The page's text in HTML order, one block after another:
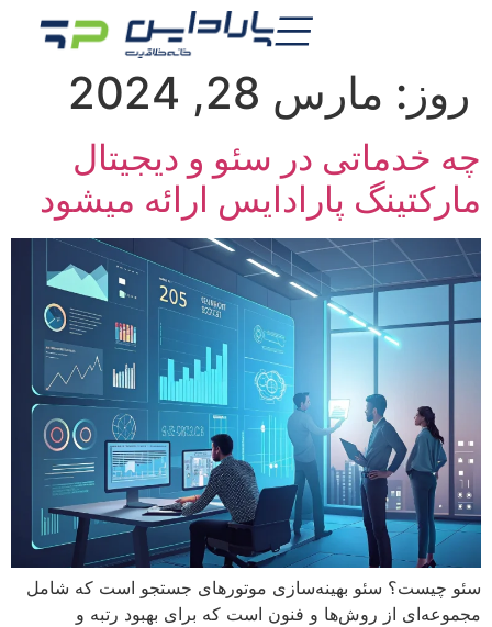
روز: مارس 28, 2024
چه خدماتی در سئو و دیجیتال
مارکتینگ پارادایس ارائه میشود
سئو چیست؟ سئو بهینه‌سازی موتورهای جستجو است که شامل
مجموعه‌ای از روش‌ها و فنون است که برای بهبود رتبه و